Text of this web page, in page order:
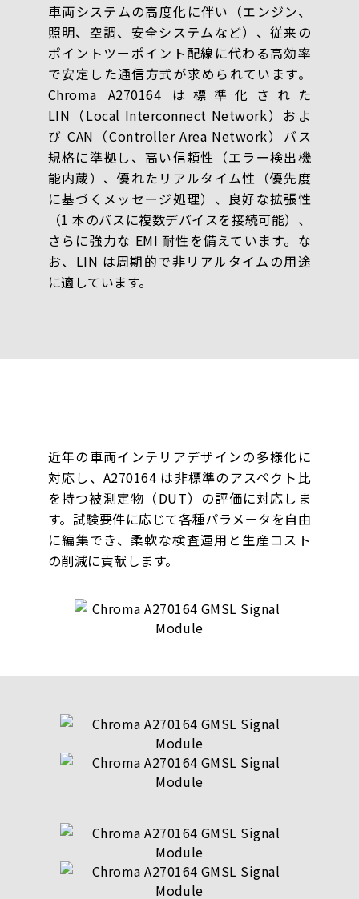
車両システムの高度化に伴い（エンジン、
照明、空調、安全システムなど）、従来の
ポイントツーポイント配線に代わる高効率
で安定した通信方式が求められています。
Chroma A270164 は標準化された
LIN（Local Interconnect Network）およ
び CAN（Controller Area Network）バス
規格に準拠し、高い信頼性（エラー検出機
能内蔵）、優れたリアルタイム性（優先度
に基づくメッセージ処理）、良好な拡張性
（1 本のバスに複数デバイスを接続可能）、
さらに強力な EMI 耐性を備えています。な
お、LIN は周期的で非リアルタイムの用途
に適しています。
近年の車両インテリアデザインの多様化に
対応し、A270164 は非標準のアスペクト比
を持つ被測定物（DUT）の評価に対応しま
す。試験要件に応じて各種パラメータを自由
に編集でき、柔軟な検査運用と生産コスト
の削減に貢献します。